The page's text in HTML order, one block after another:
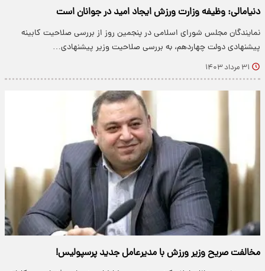
دنیامالی: وظیفه وزارت ورزش ایجاد امید در جوانان است
نمایندگان مجلس شورای اسلامی در پنجمین روز از بررسی صلاحیت کابینه
پیشنهادی دولت چهاردهم، به بررسی صلاحیت وزیر پیشنهادی…
۳۱ مرداد ۱۴۰۳
مخالفت صریح وزیر ورزش با مدیرعامل جدید پرسپولیس!